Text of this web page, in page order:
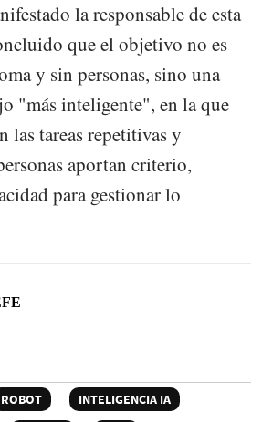
la responsable de esta
que el objetivo no es
y sin personas, sino una
"más inteligente", en la que
las tareas repetitivas y
aportan criterio,
para gestionar lo
ROBOT
INTELIGENCIA IA